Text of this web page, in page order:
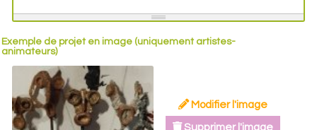
Exemple de projet en image (uniquement artistes-
animateurs)
Modifier l'image
Supprimer l'image